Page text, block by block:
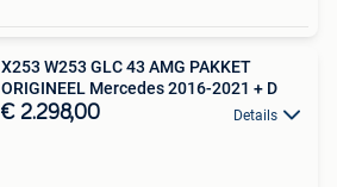
X253 W253 GLC 43 AMG PAKKET
ORIGINEEL Mercedes 2016-2021 + D
€ 2.298,00 Details